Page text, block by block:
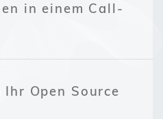
in einem Call-
Open Source